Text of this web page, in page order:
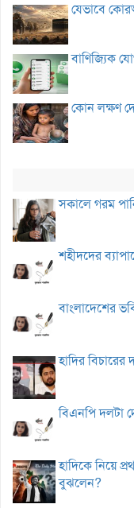
যেভাবে
বাণিজ্যিক
কোন লক্ষণ
সকালে গরম
শহীদদের
বাংলাদেশের
হাদির বিচারের
বিএনপি দলটা
হাদিকে নিয়ে
বুঝলেন?